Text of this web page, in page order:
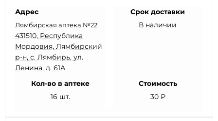
Адрес
Лямбирская аптека №22
431510, Республика
Мордовия, Лямбирский
р-н, с. Лямбирь, ул.
Ленина, д. 61А
Срок доставки
В наличии
Кол-во в аптеке
16 шт.
Стоимость
30 ₽